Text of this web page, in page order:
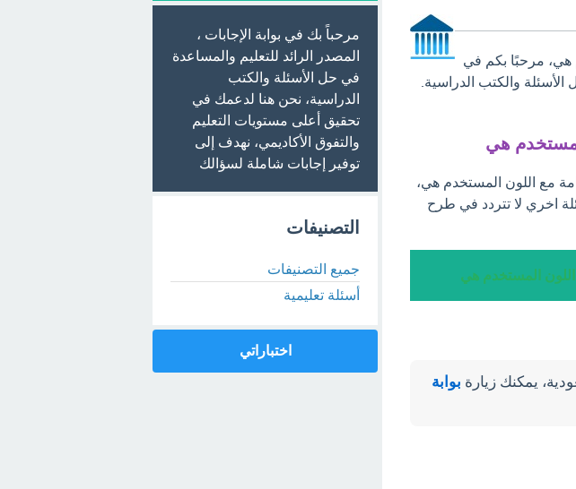
مرحبًا بكم في
والكتب الدراسية.
هي
مع اللون المستخدم هي،
اخري لا تتردد في طرح
المستخدم هي
يمكنك زيارة بوابة
مرحباً بك في بوابة الإجابات ،
المصدر الرائد للتعليم والمساعدة
في حل الأسئلة والكتب
الدراسية، نحن هنا لدعمك في
تحقيق أعلى مستويات التعليم
والتفوق الأكاديمي، نهدف إلى
توفير إجابات شاملة لسؤالك
التصنيفات
جميع التصنيفات
أسئلة تعليمية
اختباراتي